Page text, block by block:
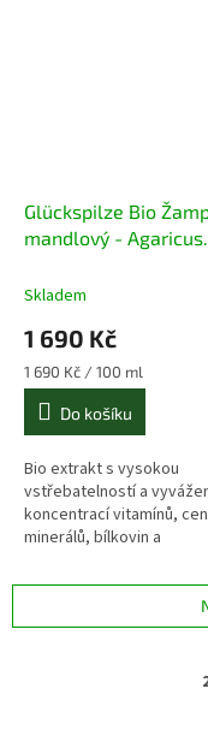
Glückspilze Bio
mandlový - Agaricus
extrakt
Skladem
1 690 Kč
Měrná
cena:
1 690 Kč / 100 ml
Do košíku
Bio extrakt s vysokou
vstřebatelností a
koncentrací vitamínů,
minerálů, bílkovin a
podílem polysacharidů.